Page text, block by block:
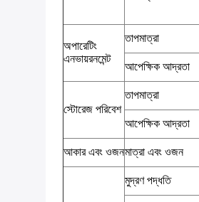
অপারেটিং
এনভায়রনমেন্ট
তাপমাত্রা
আপেক্ষিক আদ্রতা
স্টোরেজ পরিবেশ
তাপমাত্রা
আপেক্ষিক আদ্রতা
আকার এবং ওজনমাত্রা এবং ওজন
মুদ্রণ পদ্ধতি